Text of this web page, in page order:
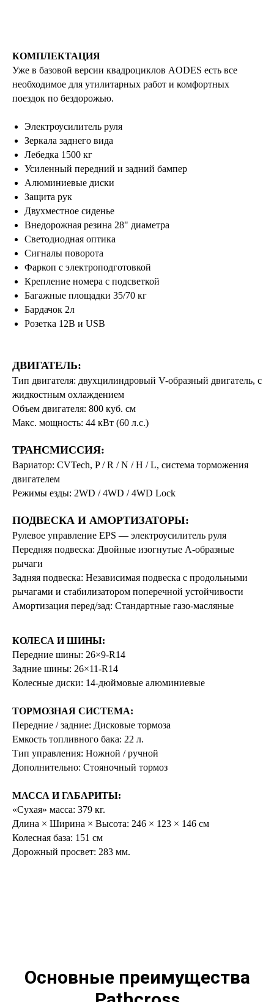
КОМПЛЕКТАЦИЯ
Уже в базовой версии квадроциклов AODES есть все
необходимое для утилитарных работ и комфортных
поездок по бездорожью.
Электроусилитель руля
Зеркала заднего вида
Лебедка 1500 кг
Усиленный передний и задний бампер
Алюминиевые диски
Защита рук
Двухместное сиденье
Внедорожная резина 28" диаметра
Светодиодная оптика
Сигналы поворота
Фаркоп с электроподготовкой
Крепление номера с подсветкой
Багажные площадки 35/70 кг
Бардачок 2л
Розетка 12В и USB
ДВИГАТЕЛЬ:
Тип двигателя: двухцилиндровый V-образный двигатель, с
жидкостным охлаждением
Объем двигателя: 800 куб. см
Макс. мощность: 44 кВт (60 л.с.)
ТРАНСМИССИЯ:
Вариатор: CVTech, P / R / N / H / L, система торможения
двигателем
Режимы езды: 2WD / 4WD / 4WD Lock
ПОДВЕСКА И АМОРТИЗАТОРЫ:
Рулевое управление EPS — электроусилитель руля
Передняя подвеска: Двойные изогнутые А-образные
рычаги
Задняя подвеска: Независимая подвеска с продольными
рычагами и стабилизатором поперечной устойчивости
Амортизация перед/зад: Стандартные газо-масляные
КОЛЕСА И ШИНЫ:
Передние шины: 26×9-R14
Задние шины: 26×11-R14
Колесные диски: 14-дюймовые алюминиевые
ТОРМОЗНАЯ СИСТЕМА:
Передние / задние: Дисковые тормоза
Емкость топливного бака: 22 л.
Тип управления: Ножной / ручной
Дополнительно: Стояночный тормоз
МАССА И ГАБАРИТЫ:
«Сухая» масса: 379 кг.
Длина × Ширина × Высота: 246 × 123 × 146 см
Колесная база: 151 см
Дорожный просвет: 283 мм.
Основные преимущества